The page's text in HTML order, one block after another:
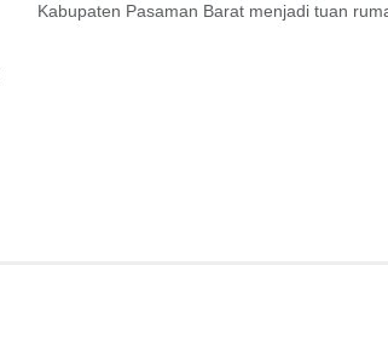
Kabupaten Pasaman Barat menjadi tuan